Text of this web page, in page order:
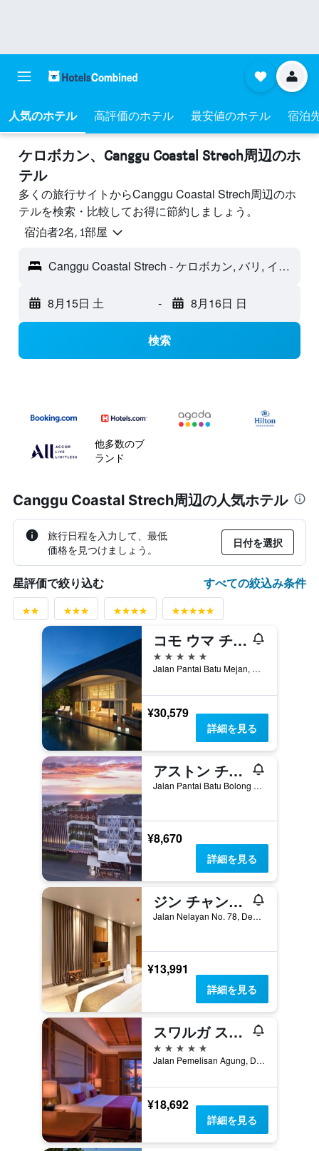
人気のホテル 高評価のホテル 最安値のホテル 宿泊
ケロボカン​、Canggu Coastal Strech周辺のホ
テル
多くの旅行サイトからCanggu Coastal Strech周辺のホ
テルを検索・比較してお得に節約しましょう。
宿泊者2名, 1​部屋
Canggu Coastal Strech - ケロボカン, バリ, インドネシア
8月15日 土 - 8月16日 日
検索
他多数のブ
ランド
Canggu Coastal Strech周辺の人気ホテル
旅行日程を入力して、最低
価格を見つけましょう。
日付を選択
星評価で絞り込む すべての絞込み条件
コモ ウマ チャングー
5つ星
Jalan Pantai Batu Mejan, ケロボカン, インドネシア
¥30,579
詳細を見る
アストン チャング ビーチ リゾート
Jalan Pantai Batu Bolong No. 99, ケロボカン, インドネシア
¥8,670
詳細を見る
ジン チャングー リゾート & ヴィラズ
Jalan Nelayan No. 78, Desa Canggu., ケロボカン, インドネシア
¥13,991
詳細を見る
スワルガ スイーツ バリ ベラワ, マルクラン コレクション
5つ星
Jalan Pemelisan Agung, Desa Tibubeneng, Banjar Berawa, ケロボカン, インドネシア
¥18,692
詳細を見る